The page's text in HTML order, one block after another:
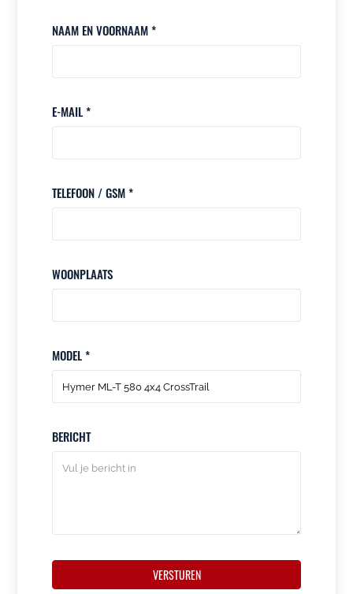
NAAM EN VOORNAAM *
E-MAIL *
TELEFOON / GSM *
WOONPLAATS
MODEL *
BERICHT
VERSTUREN